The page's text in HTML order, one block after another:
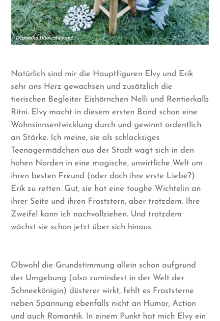
Natürlich sind mir die Hauptfiguren Elvy und Erik
sehr ans Herz gewachsen und zusätzlich die
tierischen Begleiter Eishörnchen Nelli und Rentierkalb
Ritni. Elvy macht in diesem ersten Band schon eine
Wahnsinnsentwicklung durch und gewinnt ordentlich
an Stärke. Ich meine, sie als schlacksiges
Teenagermädchen aus der Stadt wagt sich in den
hohen Norden in eine magische, unwirtliche Welt um
ihren besten Freund (oder doch ihre erste Liebe?)
Erik zu retten. Gut, sie hat eine toughe Wichtelin an
ihrer Seite und ihren Froststern, aber trotzdem. Ihre
Zweifel kann ich nachvollziehen. Und trotzdem
wächst sie schon jetzt über sich hinaus.
Obwohl die Grundstimmung allein schon aufgrund
der Umgebung (also zumindest in der Welt der
Schneekönigin) düsterer wirkt, fehlt es Froststerne
neben Spannung ebenfalls nicht an Humor, Action
und auch Romantik. In einem Punkt hat mich Elvy ein